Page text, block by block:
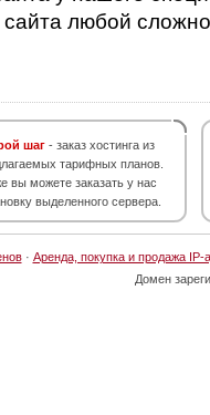
любой
шаг - заказ хостинга из
тарифных планов.
вы можете заказать у нас
выделенного сервера.
· Аренда, покупка и продажа IP-
Домен